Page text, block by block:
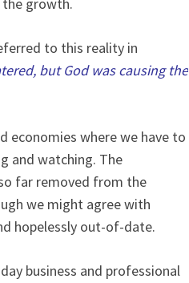
to this reality in
but God was causing the
economies where we have to
and watching. The
far removed from the
we might agree with
hopelessly out-of-date.
business and professional